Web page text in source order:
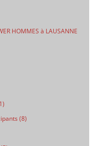
HOMMES à LAUSANNE
(8)